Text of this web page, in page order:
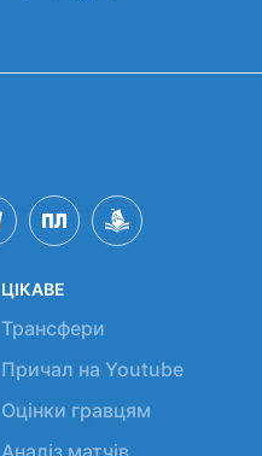
ЦІКАВЕ
Трансфери
Причал на Youtube
Оцінки гравцям